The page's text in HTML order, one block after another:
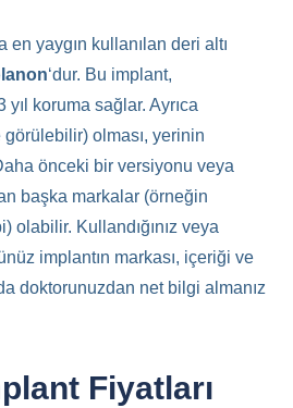
en yaygın kullanılan deri altı
‘dur. Bu implant,
koruma sağlar. Ayrıca
olması, yerinin
önceki bir versiyonu veya
başka markalar (örneğin
olabilir. Kullandığınız veya
implantın markası, içeriği ve
doktorunuzdan net bilgi almanız
Fiyatları